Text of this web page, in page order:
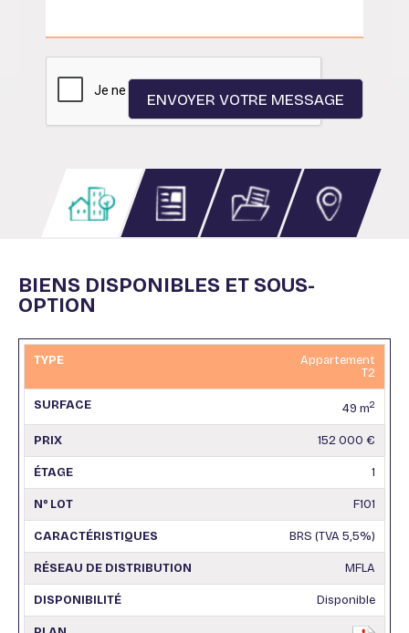
BIENS DISPONIBLES ET SOUS-
OPTION
Appartement
T2
49 m2
152 000 €
1
F101
BRS (TVA 5,5%)
MFLA
Disponible